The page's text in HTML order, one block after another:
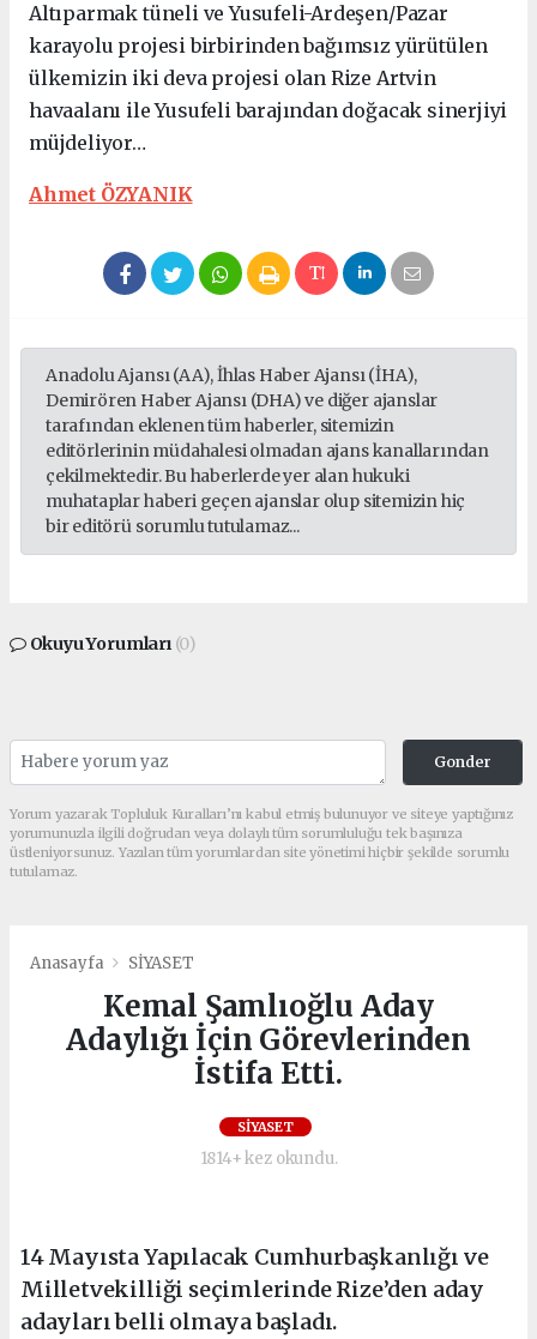
Altıparmak tüneli ve Yusufeli-Ardeşen/Pazar
karayolu projesi birbirinden bağımsız yürütülen
ülkemizin iki deva projesi olan Rize Artvin
havaalanı ile Yusufeli barajından doğacak sinerjiyi
müjdeliyor…
Ahmet ÖZYANIK
Anadolu Ajansı (AA), İhlas Haber Ajansı (İHA),
Demirören Haber Ajansı (DHA) ve diğer ajanslar
tarafından eklenen tüm haberler, sitemizin
editörlerinin müdahalesi olmadan ajans kanallarından
çekilmektedir. Bu haberlerde yer alan hukuki
muhataplar haberi geçen ajanslar olup sitemizin hiç
bir editörü sorumlu tutulamaz...
Okuyu Yorumları (0)
Gonder
Yorum yazarak Topluluk Kuralları’nı kabul etmiş bulunuyor ve siteye yaptığınız
yorumunuzla ilgili doğrudan veya dolaylı tüm sorumluluğu tek başınıza
üstleniyorsunuz. Yazılan tüm yorumlardan site yönetimi hiçbir şekilde sorumlu
tutulamaz.
Anasayfa SİYASET
Kemal Şamlıoğlu Aday
Adaylığı İçin Görevlerinden
İstifa Etti.
SİYASET
1814+ kez okundu.
14 Mayısta Yapılacak Cumhurbaşkanlığı ve
Milletvekilliği seçimlerinde Rize’den aday
adayları belli olmaya başladı.